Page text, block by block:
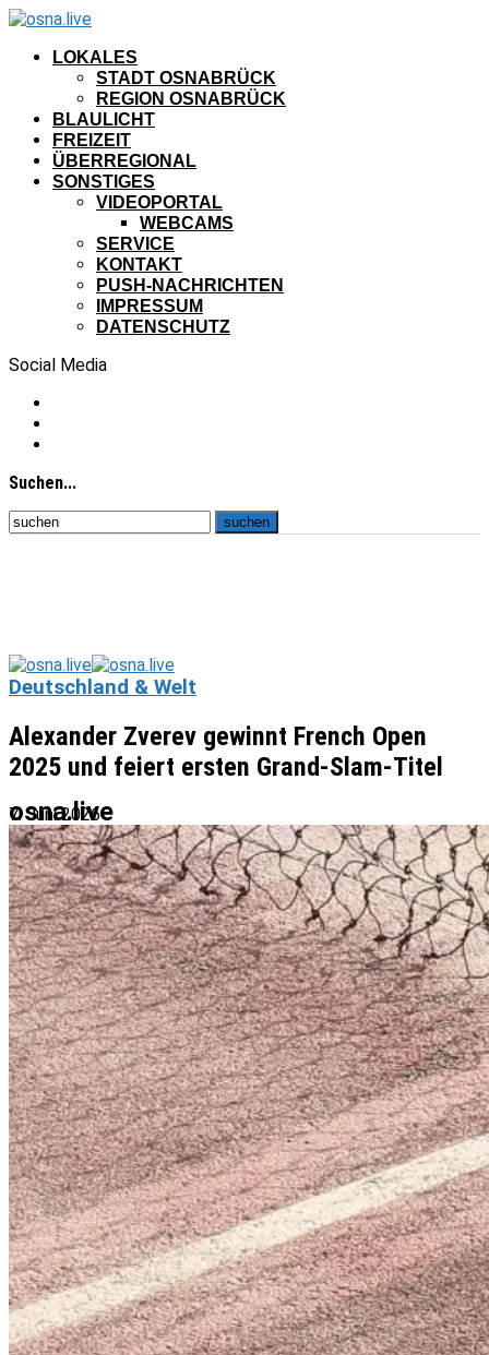
LOKALES
STADT OSNABRÜCK
REGION OSNABRÜCK
BLAULICHT
FREIZEIT
ÜBERREGIONAL
SONSTIGES
VIDEOPORTAL
WEBCAMS
SERVICE
KONTAKT
PUSH-NACHRICHTEN
IMPRESSUM
DATENSCHUTZ
Social Media
Suchen...
osna.live
Deutschland & Welt
Alexander Zverev gewinnt French Open
2025 und feiert ersten Grand-Slam-Titel
7. Juni 2026